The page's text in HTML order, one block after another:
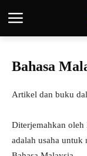
Bahasa
Artikel dan buku
Diterjemahkan oleh
adalah usaha untuk